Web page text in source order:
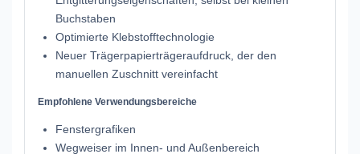
Buchstaben
Optimierte Klebstofftechnologie
Neuer Trägerpapierträgeraufdruck, der den
manuellen Zuschnitt vereinfacht
Empfohlene Verwendungsbereiche
Fenstergrafiken
Wegweiser im Innen- und Außenbereich